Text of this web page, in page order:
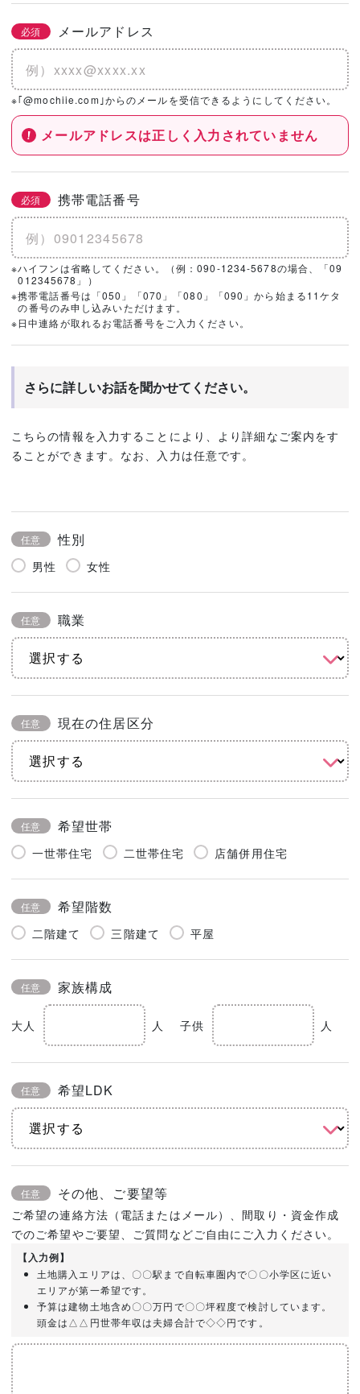
必須 メールアドレス
※｢@mochiie.com｣からのメールを受信できるようにしてください。
メールアドレスは正しく入力されていません
必須 携帯電話番号
※ハイフンは省略してください。（例：090-1234-5678の場合、「09
012345678」）
※携帯電話番号は「050」「070」「080」「090」から始まる11ケタ
の番号のみ申し込みいただけます。
※日中連絡が取れるお電話番号をご入力ください。
さらに詳しいお話を聞かせてください。
こちらの情報を入力することにより、より詳細なご案内をす
ることができます。なお、入力は任意です。
任意 性別
男性 女性
任意 職業
任意 現在の住居区分
任意 希望世帯
一世帯住宅 二世帯住宅 店舗併用住宅
任意 希望階数
二階建て 三階建て 平屋
任意 家族構成
大人 人 子供 人
任意 希望LDK
任意 その他、ご要望等
ご希望の連絡方法（電話またはメール）、間取り・資金作成
でのご希望やご要望、ご質問などご自由にご入力ください。
【入力例】
土地購入エリアは、〇〇駅まで自転車圏内で〇〇小学区に近い
エリアが第一希望です。
予算は建物土地含め〇〇万円で〇〇坪程度で検討しています。
頭金は△△円世帯年収は夫婦合計で◇◇円です。